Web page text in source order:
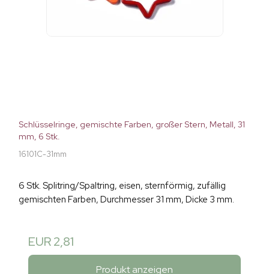
Schlüsselringe, gemischte Farben, großer Stern, Metall, 31
mm, 6 Stk.
16101C-31mm
6 Stk. Splitring/Spaltring, eisen, sternförmig, zufällig
gemischten Farben, Durchmesser 31 mm, Dicke 3 mm.
EUR 2,81
Produkt anzeigen